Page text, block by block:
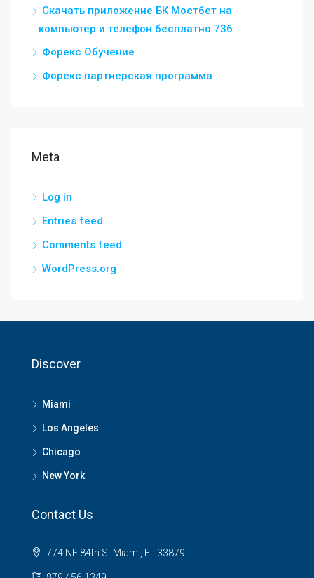
Скачать приложение БК Мостбет на
компьютер и телефон бесплатно 736
Форекс Обучение
Форекс партнерская программа
Meta
Log in
Entries feed
Comments feed
WordPress.org
Discover
Miami
Los Angeles
Chicago
New York
Contact Us
774 NE 84th St Miami, FL 33879